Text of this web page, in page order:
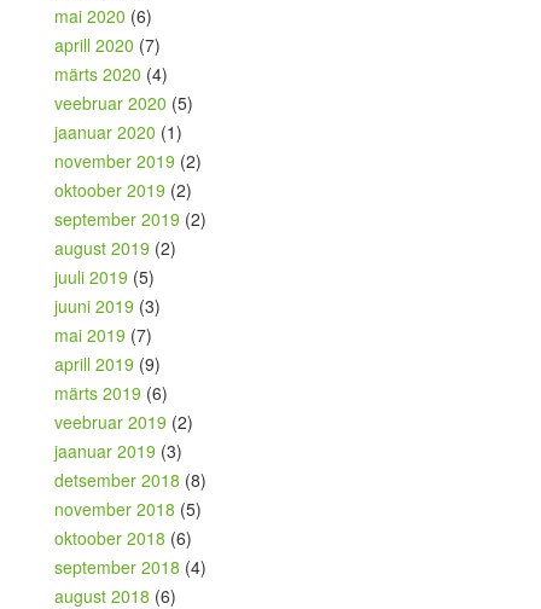
mai 2020 (6)
aprill 2020 (7)
märts 2020 (4)
veebruar 2020 (5)
jaanuar 2020 (1)
november 2019 (2)
oktoober 2019 (2)
september 2019 (2)
august 2019 (2)
juuli 2019 (5)
juuni 2019 (3)
mai 2019 (7)
aprill 2019 (9)
märts 2019 (6)
veebruar 2019 (2)
jaanuar 2019 (3)
detsember 2018 (8)
november 2018 (5)
oktoober 2018 (6)
september 2018 (4)
august 2018 (6)